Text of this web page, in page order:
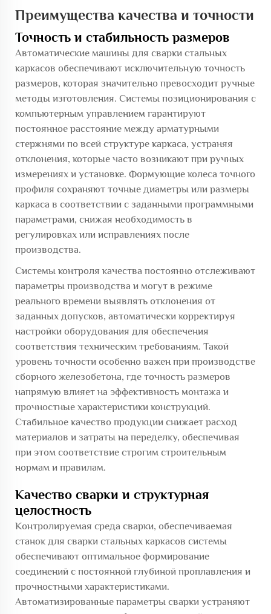
Преимущества качества и точности
Точность и стабильность размеров
Автоматические машины для сварки стальных
каркасов обеспечивают исключительную точность
размеров, которая значительно превосходит ручные
методы изготовления. Системы позиционирования с
компьютерным управлением гарантируют
постоянное расстояние между арматурными
стержнями по всей структуре каркаса, устраняя
отклонения, которые часто возникают при ручных
измерениях и установке. Формующие колеса точного
профиля сохраняют точные диаметры или размеры
каркаса в соответствии с заданными программными
параметрами, снижая необходимость в
регулировках или исправлениях после
производства.
Системы контроля качества постоянно отслеживают
параметры производства и могут в режиме
реального времени выявлять отклонения от
заданных допусков, автоматически корректируя
настройки оборудования для обеспечения
соответствия техническим требованиям. Такой
уровень точности особенно важен при производстве
сборного железобетона, где точность размеров
напрямую влияет на эффективность монтажа и
прочностные характеристики конструкций.
Стабильное качество продукции снижает расход
материалов и затраты на переделку, обеспечивая
при этом соответствие строгим строительным
нормам и правилам.
Качество сварки и структурная
целостность
Контролируемая среда сварки, обеспечиваемая
станок для сварки стальных каркасов системы
обеспечивают оптимальное формирование
соединений с постоянной глубиной проплавления и
прочностными характеристиками.
Автоматизированные параметры сварки устраняют